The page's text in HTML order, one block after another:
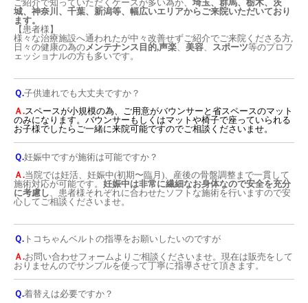
ご紹介で知っていただくケースが多い為か、 埼玉、群馬、栃木、茨
城、神奈川、千葉、新潟等、幅広いエリアからご来院いただいており
ます。
【患者様】
様々な治療施設へ通われたが中々改善せずご紹介でご来院くださる方,
日々の健康の為のメンテナンス目的,声楽、 美容、 スポーツ等のプロフ
ェッショナルの方も多いです。
Ｑ.子供連れでも大丈夫ですか？
Ａ.スペースが小規模の為、ご用意がバウンサーと省スペースのマット
のみになります。バウンサーもしくはマットや椅子で座っていられる
お子様でしたらご一緒に来院可能ですのでご相談くださいませ。
Ｑ.妊娠中ですが施術は可能ですか？
Ａ.当院では妊活、妊娠中(初期〜臨月)、産後の骨盤調整まで一貫して
施術対応が可能です。 妊娠中は非常に繊細なお身体なので安全を充分
に考慮し、患者様それぞれに合わせたソフトな施術を行いますので安
心してご相談くださいませ。
Ｑ. トコちゃんベルトの指導をお願いしたいのですが
Ａ.お問い合わせフォームよりご相談くださいませ。現在は販売をして
おりませんのでサンプルを使って丁寧に指導させて頂きます。
Ｑ.着替えは必要ですか？